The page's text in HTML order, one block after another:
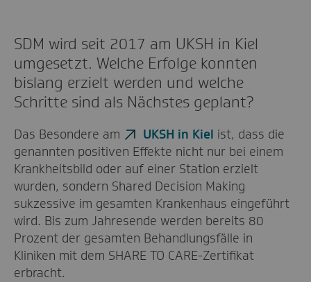
SDM wird seit 2017 am UKSH in Kiel
umgesetzt. Welche Erfolge konnten
bislang erzielt werden und welche
Schritte sind als Nächstes geplant?
Das Besondere am UKSH in Kiel ist, dass die
genannten positiven Effekte nicht nur bei einem
Krankheitsbild oder auf einer Station erzielt
wurden, sondern Shared Decision Making
sukzessive im gesamten Krankenhaus eingeführt
wird. Bis zum Jahresende werden bereits 80
Prozent der gesamten Behandlungsfälle in
Kliniken mit dem SHARE TO CARE-Zertifikat
erbracht.